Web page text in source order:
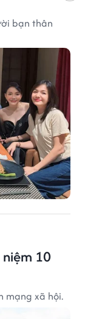
bạn thân
10
mạng xã hội.